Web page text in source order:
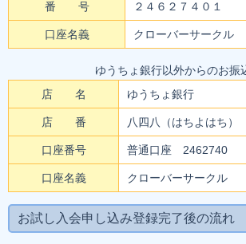
番 号 ２４６２７４０１
口座名義 クローバーサークル
ゆうちょ銀行以外からのお振
店 名
ゆうちょ銀行
店 番 八四八（はちよはち）
口座番号 普通口座 2462740
口座名義 クローバーサークル
お試し入会申し込み登録完了後の流れ